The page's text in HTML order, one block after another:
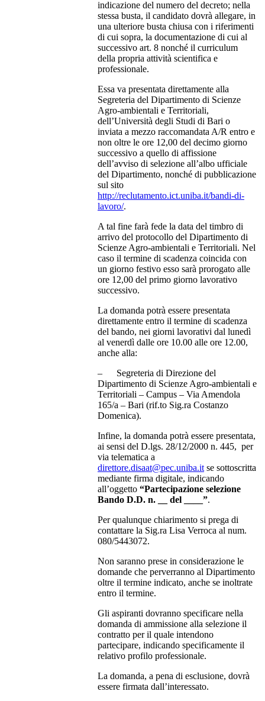
indicazione del numero del decreto; nella
stessa busta, il candidato dovrà allegare, in
una ulteriore busta chiusa con i riferimenti
di cui sopra, la documentazione di cui al
successivo art. 8 nonché il curriculum
della propria attività scientifica e
professionale.
Essa va presentata direttamente alla
Segreteria del Dipartimento di Scienze
Agro-ambientali e Territoriali,
dell’Università degli Studi di Bari o
inviata a mezzo raccomandata A/R entro e
non oltre le ore 12,00 del decimo giorno
successivo a quello di affissione
dell’avviso di selezione all’albo ufficiale
del Dipartimento, nonché di pubblicazione
sul sito
http://reclutamento.ict.uniba.it/bandi-di-
lavoro/.
A tal fine farà fede la data del timbro di
arrivo del protocollo del Dipartimento di
Scienze Agro-ambientali e Territoriali. Nel
caso il termine di scadenza coincida con
un giorno festivo esso sarà prorogato alle
ore 12,00 del primo giorno lavorativo
successivo.
La domanda potrà essere presentata
direttamente entro il termine di scadenza
del bando, nei giorni lavorativi dal lunedì
al venerdì dalle ore 10.00 alle ore 12.00,
anche alla:
– Segreteria di Direzione del
Dipartimento di Scienze Agro-ambientali e
Territoriali – Campus – Via Amendola
165/a – Bari (rif.to Sig.ra Costanzo
Domenica).
Infine, la domanda potrà essere presentata,
ai sensi del D.lgs. 28/12/2000 n. 445, per
via telematica a
direttore.disaat@pec.uniba.it se sottoscritta
mediante firma digitale, indicando
all’oggetto “Partecipazione selezione
Bando D.D. n. __ del ____”.
Per qualunque chiarimento si prega di
contattare la Sig.ra Lisa Verroca al num.
080/5443072.
Non saranno prese in considerazione le
domande che perverranno al Dipartimento
oltre il termine indicato, anche se inoltrate
entro il termine.
Gli aspiranti dovranno specificare nella
domanda di ammissione alla selezione il
contratto per il quale intendono
partecipare, indicando specificamente il
relativo profilo professionale.
La domanda, a pena di esclusione, dovrà
essere firmata dall’interessato.